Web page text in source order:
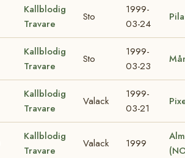
Kallblodig
Travare
Sto
1999-
03-24
Kallblodig
Travare
Sto
1999-
03-23
Kallblodig
Travare
Valack
1999-
03-21
Kallblodig
Travare
Valack 1999